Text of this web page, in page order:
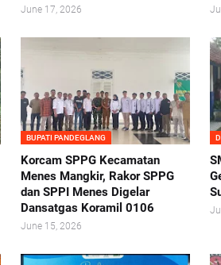
June 17, 2026
BUPATI PANDEGLANG
Korcam SPPG Kecamatan
Menes Mangkir, Rakor SPPG
dan SPPI Menes Digelar
Dansatgas Koramil 0106
June 15, 2026